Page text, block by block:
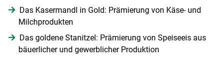
Das Kasermandl in Gold: Prämierung von Käse- und
Milchprodukten
Das goldene Stanitzel: Prämierung von Speiseeis aus
bäuerlicher und gewerblicher Produktion